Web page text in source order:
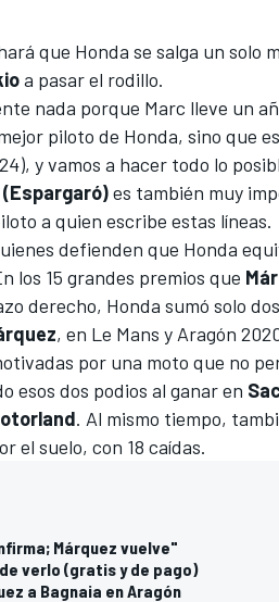
que Honda se salga un solo
a pasar el rodillo.
nada porque Marc lleve un
piloto de Honda, sino que
y vamos a hacer todo lo
(Espargaró)es también muy
a quien escribe estas líneas.
defienden que Honda
los 15 grandes premios que
derecho, Honda sumó solo
, en Le Mans y Aragón
por una moto que no
esos dos podios al ganar en
. Al mismo tiempo,
el suelo, con 18 caídas.
Márquez vuelve"
verlo (gratis y de pago)
a Bagnaia en Aragón